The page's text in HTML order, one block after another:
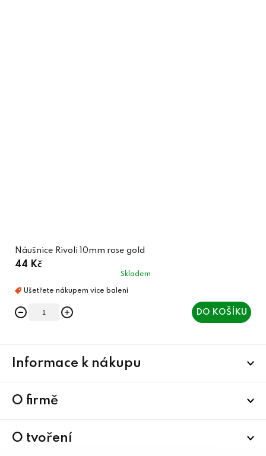
Náušnice Rivoli 10mm rose gold
44 Kč
Skladem
DO KOŠÍKU
Informace k nákupu
O firmě
O tvoření